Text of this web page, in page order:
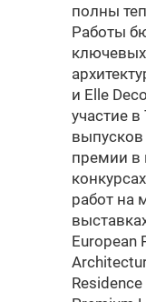
полны
Работы
и Elle
участие
премии в
работ на
European